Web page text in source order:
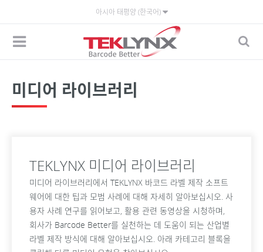
아시아 태평양 (한국어)
미디어 라이브러리
TEKLYNX 미디어 라이브러리
미디어 라이브러리에서 TEKLYNX 바코드 라벨 제작 소프트
웨어에 대한 팁과 모범 사례에 대해 자세히 알아보십시오. 사
용자 사례 연구를 읽어보고, 활용 관련 동영상을 시청하며,
회사가 Barcode Better를 실천하는 데 도움이 되는 산업별
라벨 제작 방식에 대해 알아보십시오. 아래 카테고리 블록을